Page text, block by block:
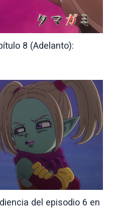
8 (Adelanto):
del episodio 6 en